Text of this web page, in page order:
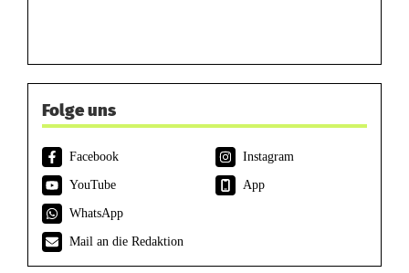
Folge uns
Facebook
Instagram
YouTube
App
WhatsApp
Mail an die Redaktion